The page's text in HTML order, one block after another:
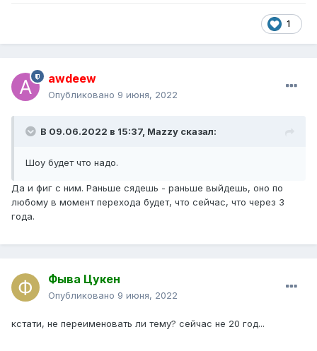
1
awdeew
Опубликовано 9 июня, 2022
В 09.06.2022 в 15:37, Mazzy сказал:
Шоу будет что надо.
Да и фиг с ним. Раньше сядешь - раньше выйдешь, оно по
любому в момент перехода будет, что сейчас, что через 3
года.
Фыва Цукен
Опубликовано 9 июня, 2022
кстати, не переименовать ли тему? сейчас не 20 год...